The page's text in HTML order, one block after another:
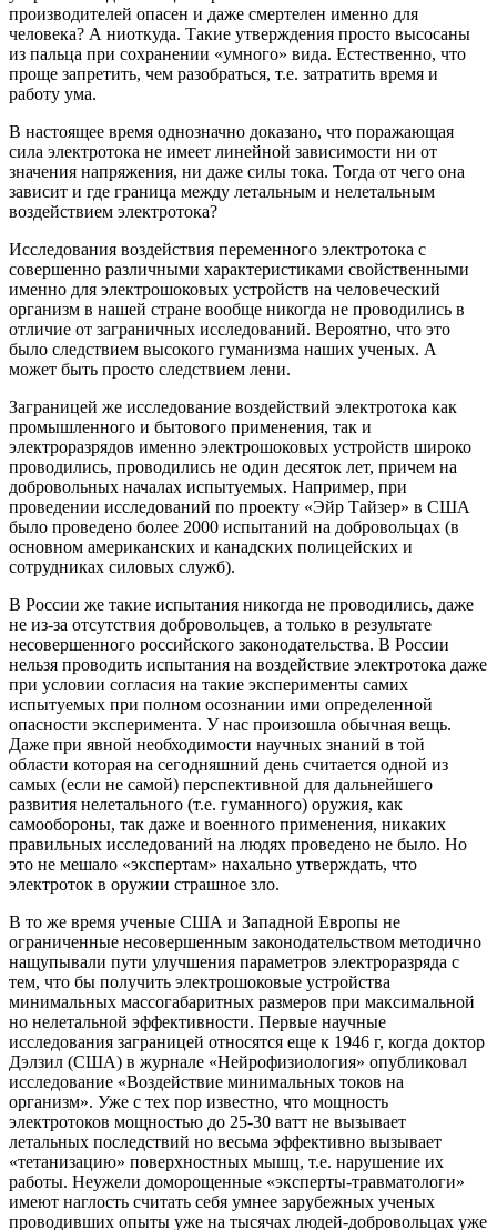
производителей опасен и даже смертелен именно для
человека? А ниоткуда. Такие утверждения просто высосаны
из пальца при сохранении «умного» вида. Естественно, что
проще запретить, чем разобраться, т.е. затратить время и
работу ума.
В настоящее время однозначно доказано, что поражающая
сила электротока не имеет линейной зависимости ни от
значения напряжения, ни даже силы тока. Тогда от чего она
зависит и где граница между летальным и нелетальным
воздействием электротока?
Исследования воздействия переменного электротока с
совершенно различными характеристиками свойственными
именно для электрошоковых устройств на человеческий
организм в нашей стране вообще никогда не проводились в
отличие от заграничных исследований. Вероятно, что это
было следствием высокого гуманизма наших ученых. А
может быть просто следствием лени.
Заграницей же исследование воздействий электротока как
промышленного и бытового применения, так и
электроразрядов именно электрошоковых устройств широко
проводились, проводились не один десяток лет, причем на
добровольных началах испытуемых. Например, при
проведении исследований по проекту «Эйр Тайзер» в США
было проведено более 2000 испытаний на добровольцах (в
основном американских и канадских полицейских и
сотрудниках силовых служб).
В России же такие испытания никогда не проводились, даже
не из-за отсутствия добровольцев, а только в результате
несовершенного российского законодательства. В России
нельзя проводить испытания на воздействие электротока даже
при условии согласия на такие эксперименты самих
испытуемых при полном осознании ими определенной
опасности эксперимента. У нас произошла обычная вещь.
Даже при явной необходимости научных знаний в той
области которая на сегодняшний день считается одной из
самых (если не самой) перспективной для дальнейшего
развития нелетального (т.е. гуманного) оружия, как
самообороны, так даже и военного применения, никаких
правильных исследований на людях проведено не было. Но
это не мешало «экспертам» нахально утверждать, что
электроток в оружии страшное зло.
В то же время ученые США и Западной Европы не
ограниченные несовершенным законодательством методично
нащупывали пути улучшения параметров электроразряда с
тем, что бы получить электрошоковые устройства
минимальных массогабаритных размеров при максимальной
но нелетальной эффективности. Первые научные
исследования заграницей относятся еще к 1946 г, когда доктор
Дэлзил (США) в журнале «Нейрофизиология» опубликовал
исследование «Воздействие минимальных токов на
организм». Уже с тех пор известно, что мощность
электротоков мощностью до 25-30 ватт не вызывает
летальных последствий но весьма эффективно вызывает
«тетанизацию» поверхностных мышц, т.е. нарушение их
работы. Неужели доморощенные «эксперты-травматологи»
имеют наглость считать себя умнее зарубежных ученых
проводивших опыты уже на тысячах людей-добровольцах уже